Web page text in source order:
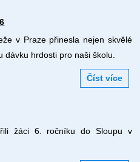
v Praze přinesla nejen skvělé
dávku hrdosti pro naši školu.
Číst více
žáci 6. ročníku do Sloupu v